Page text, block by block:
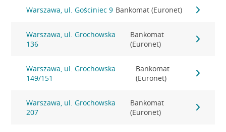
Warszawa, ul. Gościniec 9 Bankomat (Euronet)
Warszawa, ul. Grochowska
136
Bankomat
(Euronet)
Warszawa, ul. Grochowska
149/151
Bankomat
(Euronet)
Warszawa, ul. Grochowska
207
Bankomat
(Euronet)